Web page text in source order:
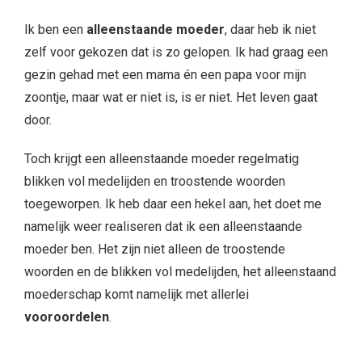
Ik ben een alleenstaande moeder, daar heb ik niet
zelf voor gekozen dat is zo gelopen. Ik had graag een
gezin gehad met een mama én een papa voor mijn
zoontje, maar wat er niet is, is er niet. Het leven gaat
door.
Toch krijgt een alleenstaande moeder regelmatig
blikken vol medelijden en troostende woorden
toegeworpen. Ik heb daar een hekel aan, het doet me
namelijk weer realiseren dat ik een alleenstaande
moeder ben. Het zijn niet alleen de troostende
woorden en de blikken vol medelijden, het alleenstaand
moederschap komt namelijk met allerlei
vooroordelen.